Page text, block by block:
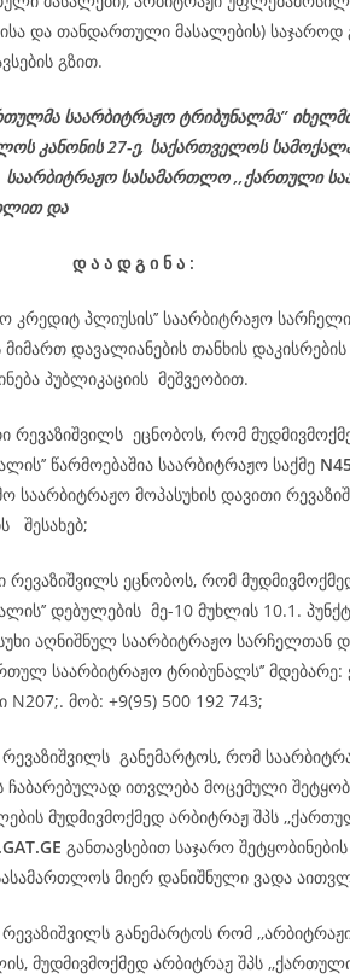
და თანდართული მასალების) საჯაროდ
გზით.
საარბიტრაჟო ტრიბუნალმა’’
კანონის 27-ე, საქართველოს
საარბიტრაჟო სასამართლო ,,ქართული
და
დ ა ა დ გ ი ნ ა :
კრედიტ პლიუსის’’ საარბიტრაჟო
დავალიანების თანხის
პუბლიკაციის მეშვეობით.
რევაზიშვილს ეცნობოს, რომ
წარმოებაშია საარბიტრაჟო საქმე
საარბიტრაჟო მოპასუხის დავითი
შესახებ;
რევაზიშვილს ეცნობოს, რომ
დებულების მე-10 მუხლის 10.1.
აღნიშნულ საარბიტრაჟო სარჩელთან
საარბიტრაჟო ტრიბუნალს’’ მდებარე:
მობ: +9(95) 500 192 743;
განემარტოს, რომ
ითვლება მოცემული
მუდმივმოქმედ არბიტრაჟ შპს
განთავსებით საჯარო
მიერ დანიშნული ვადა
განემარტოს რომ
მუდმივმოქმედ არბიტრაჟ შპს